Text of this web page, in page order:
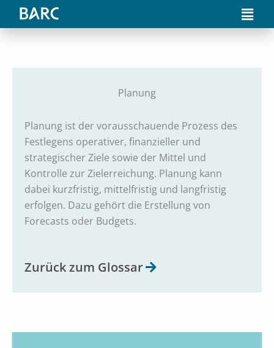
Zum
Inhalt
Main
Planung
Planung ist der vorausschauende Prozess des
Festlegens operativer, finanzieller und
strategischer Ziele sowie der Mittel und
Kontrolle zur Zielerreichung. Planung kann
dabei kurzfristig, mittelfristig und langfristig
erfolgen. Dazu gehört die Erstellung von
Forecasts oder Budgets.
Zurück zum Glossar